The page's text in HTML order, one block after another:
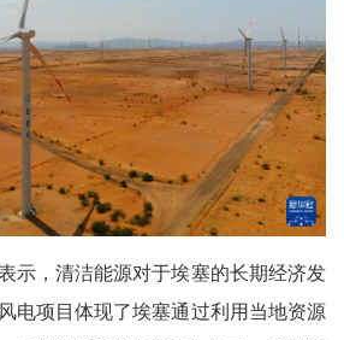
，清洁能源对于埃塞的长期经济发
电项目体现了埃塞通过利用当地资源